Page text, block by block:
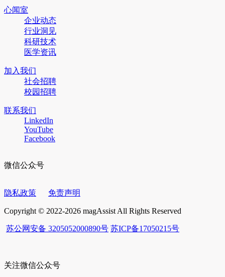
心闻室
企业动态
行业洞见
科研技术
医学资讯
加入我们
社会招聘
校园招聘
联系我们
LinkedIn
YouTube
Facebook
微信公众号
隐私政策 免责声明
Copyright © 2022-2026 magAssist All Rights Reserved
苏公网安备 3205052000890号 苏ICP备17050215号
关注微信公众号